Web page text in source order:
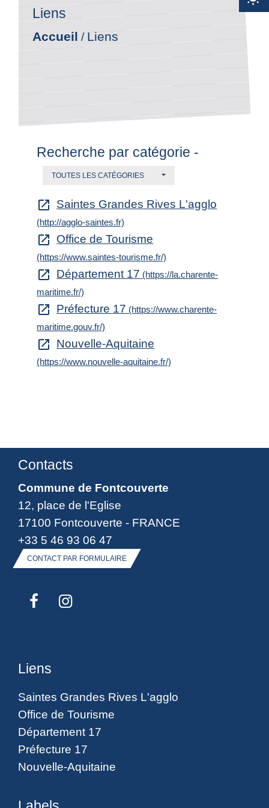
Liens
Accueil/ Liens
Recherche par catégorie -
TOUTES LES CATÉGORIES
open_in_new Saintes Grandes Rives L'agglo
(http://agglo-saintes.fr)
open_in_new Office de Tourisme
(https://www.saintes-tourisme.fr/)
open_in_new Département 17 (https://la.charente-
maritime.fr/)
open_in_new Préfecture 17 (https://www.charente-
maritime.gouv.fr/)
open_in_new Nouvelle-Aquitaine
(https://www.nouvelle-aquitaine.fr/)
Contacts
Commune de Fontcouverte
12, place de l'Eglise
17100 Fontcouverte - FRANCE
+33 5 46 93 06 47
CONTACT PAR FORMULAIRE
Liens
Saintes Grandes Rives L'agglo
Office de Tourisme
Département 17
Préfecture 17
Nouvelle-Aquitaine